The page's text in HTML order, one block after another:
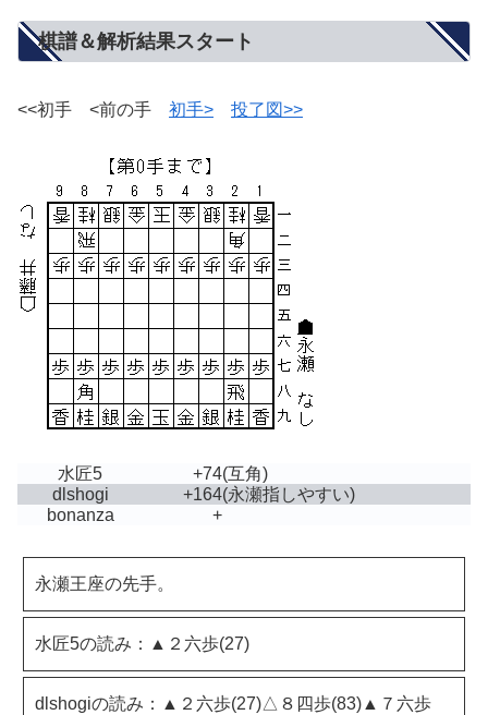
棋譜＆解析結果スタート
<<初手 <前の手 初手> 投了図>>
水匠5 +74(互角)
dlshogi
+164(永瀬指しやすい)
bonanza
+
永瀬王座の先手。
水匠5の読み：▲２六歩(27)
dlshogiの読み：▲２六歩(27)△８四歩(83)▲７六歩